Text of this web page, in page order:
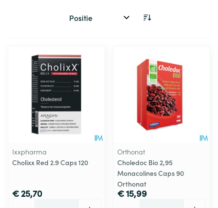
Sorteer op:
Ixxpharma
Cholixx Red 2.9 Caps 120
€ 25,70
Orthonat
Choledoc Bio 2,95
Monacolines Caps 90
Orthonat
€ 15,99